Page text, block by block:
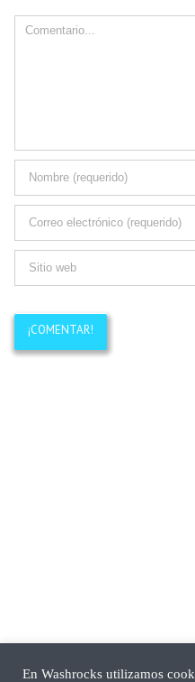
Comment
En Washrocks utilizamos